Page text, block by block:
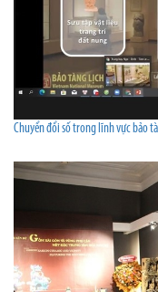
Chuyển đổi số trong lĩnh vực bảo